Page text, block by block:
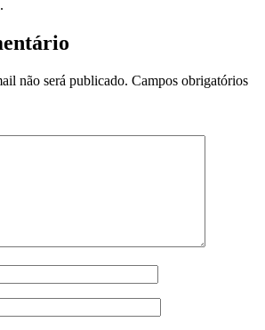
não será publicado. Campos obrigatórios